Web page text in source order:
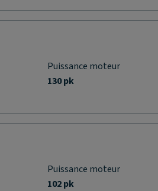
Puissance moteur
130 pk
Puissance moteur
102 pk